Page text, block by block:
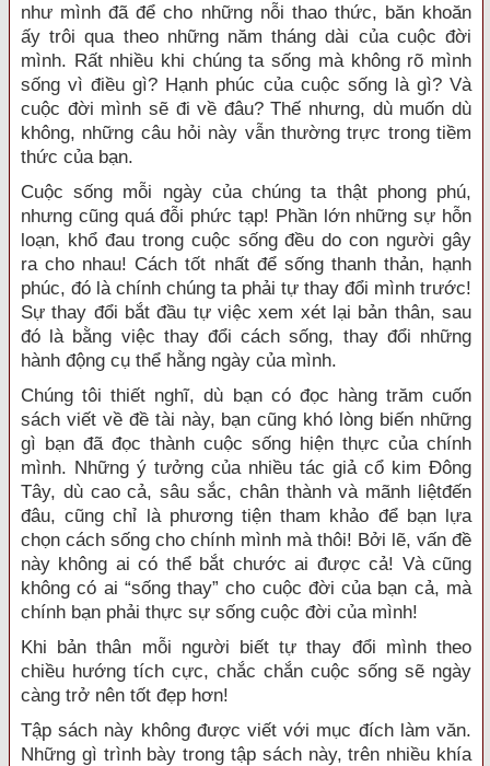
như mình đã để cho những nỗi thao thức, băn khoăn
ấy trôi qua theo những năm tháng dài của cuộc đời
mình. Rất nhiều khi chúng ta sống mà không rõ mình
sống vì điều gì? Hạnh phúc của cuộc sống là gì? Và
cuộc đời mình sẽ đi về đâu? Thế nhưng, dù muốn dù
không, những câu hỏi này vẫn thường trực trong tiềm
thức của bạn.
Cuộc sống mỗi ngày của chúng ta thật phong phú,
nhưng cũng quá đỗi phức tạp! Phần lớn những sự hỗn
loạn, khổ đau trong cuộc sống đều do con người gây
ra cho nhau! Cách tốt nhất để sống thanh thản, hạnh
phúc, đó là chính chúng ta phải tự thay đổi mình trước!
Sự thay đổi bắt đầu tự việc xem xét lại bản thân, sau
đó là bằng việc thay đổi cách sống, thay đổi những
hành động cụ thể hằng ngày của mình.
Chúng tôi thiết nghĩ, dù bạn có đọc hàng trăm cuốn
sách viết về đề tài này, bạn cũng khó lòng biến những
gì bạn đã đọc thành cuộc sống hiện thực của chính
mình. Những ý tưởng của nhiều tác giả cổ kim Đông
Tây, dù cao cả, sâu sắc, chân thành và mãnh liệtđến
đâu, cũng chỉ là phương tiện tham khảo để bạn lựa
chọn cách sống cho chính mình mà thôi! Bởi lẽ, vấn đề
này không ai có thể bắt chước ai được cả! Và cũng
không có ai “sống thay” cho cuộc đời của bạn cả, mà
chính bạn phải thực sự sống cuộc đời của mình!
Khi bản thân mỗi người biết tự thay đổi mình theo
chiều hướng tích cực, chắc chắn cuộc sống sẽ ngày
càng trở nên tốt đẹp hơn!
Tập sách này không được viết với mục đích làm văn.
Những gì trình bày trong tập sách này, trên nhiều khía